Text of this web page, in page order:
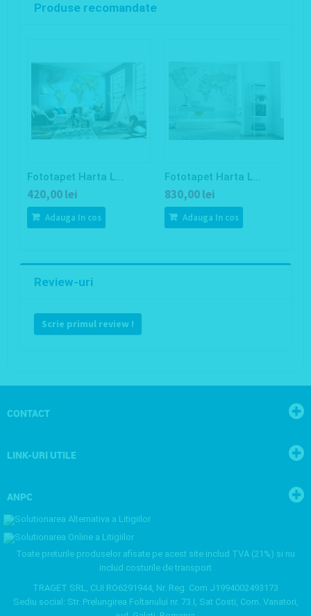
Produse recomandate
Fototapet Harta L...
420,00 lei
Adauga In cos
Fototapet Harta L...
830,00 lei
Adauga In cos
Review-uri
Scrie primul review !
CONTACT
LINK-URI UTILE
ANPC
Toate preturile produselor afisate pe acest site includ TVA (21%) si nu
includ costurile de transport
TRAGET SRL, CUI RO6291944, Nr. Reg. Com J1994002493173
Sediu social: Str. Prelungirea Foltanului nr. 73.I, Sat Costi, Com. Vanatori,